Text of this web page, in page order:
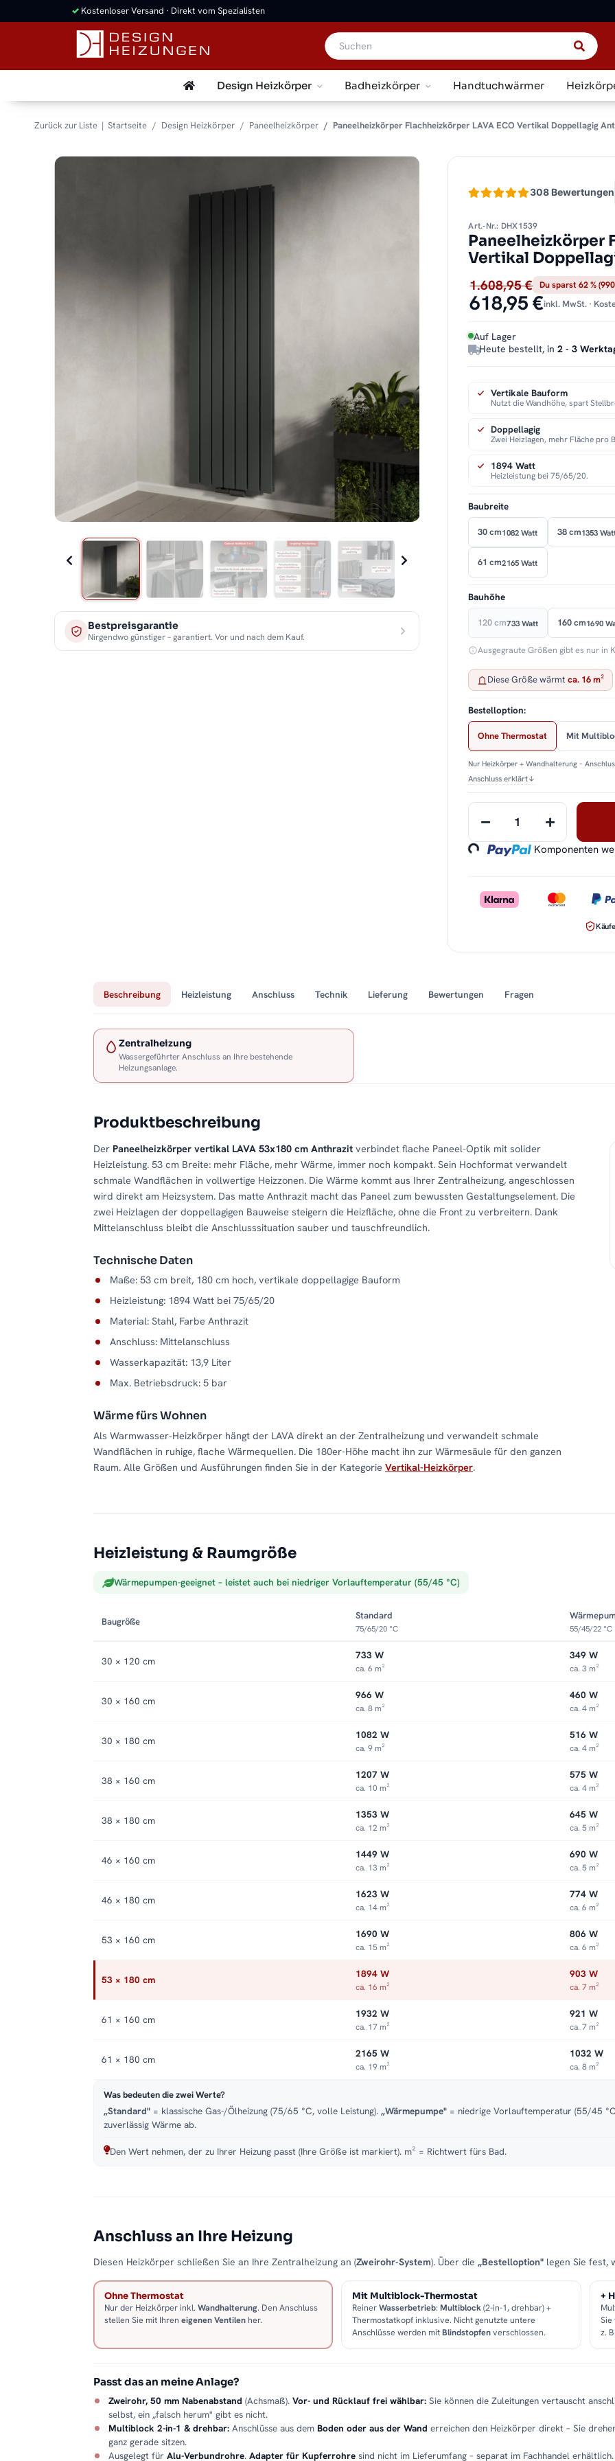
✓ Kostenloser Versand · Direkt vom Spezialisten
Design Heizkörper Badheizkörper Handtuchwärmer
Zurück zur Liste Startseite Design Heizkörper Paneelheizkörper Paneelheizkörper Flachheizkörper LAVA ECO Vertikal Doppellagig
Bestpreisgarantie
Nirgendwo günstiger – garantiert. Vor und nach dem Kauf.
308 Bewertungen
Art.-Nr.: DHX1539
Paneelheizkörper
Vertikal
1.608,95 € Du sparst 62 %
618,95 €inkl. MwSt. ·
Auf Lager
Heute bestellt, in2 - 3
Vertikale Bauform
Nutzt die Wandhöhe, spart
Doppellagig
Zwei Heizlagen, mehr Fläche pro
1894 Watt
Heizleistung bei 75/65/20.
Baubreite
30 cm1082 Watt 38 cm1353
61 cm2165 Watt
Bauhöhe
120 cm733 Watt 160 cm1690
Ausgegraute Größen gibt es nur in
Diese Größe wärmtca. 16 m²
Bestelloption:
Ohne Thermostat Mit
Nur Heizkörper + Wandhalterung –
Anschluss erklärt↓
Loading... Komponenten
Beschreibung Heizleistung Anschluss Technik Lieferung Bewertungen Fragen
Zentralheizung
Wassergeführter Anschluss an Ihre bestehende
Heizungsanlage.
Produktbeschreibung
Der Paneelheizkörper vertikal LAVA 53x180 cm Anthrazit verbindet flache Paneel-Optik mit solider
Heizleistung. 53 cm Breite: mehr Fläche, mehr Wärme, immer noch kompakt. Sein Hochformat verwandelt
schmale Wandflächen in vollwertige Heizzonen. Die Wärme kommt aus Ihrer Zentralheizung, angeschlossen
wird direkt am Heizsystem. Das matte Anthrazit macht das Paneel zum bewussten Gestaltungselement. Die
zwei Heizlagen der doppellagigen Bauweise steigern die Heizfläche, ohne die Front zu verbreitern. Dank
Mittelanschluss bleibt die Anschlusssituation sauber und tauschfreundlich.
Technische Daten
Maße: 53 cm breit, 180 cm hoch, vertikale doppellagige Bauform
Heizleistung: 1894 Watt bei 75/65/20
Material: Stahl, Farbe Anthrazit
Anschluss: Mittelanschluss
Wasserkapazität: 13,9 Liter
Max. Betriebsdruck: 5 bar
Wärme fürs Wohnen
Als Warmwasser-Heizkörper hängt der LAVA direkt an der Zentralheizung und verwandelt schmale
Wandflächen in ruhige, flache Wärmequellen. Die 180er-Höhe macht ihn zur Wärmesäule für den ganzen
Raum. Alle Größen und Ausführungen finden Sie in der Kategorie Vertikal-Heizkörper.
Heizleistung & Raumgröße
Wärmepumpen-geeignet – leistet auch bei niedriger Vorlauftemperatur (55/45 °C)
Baugröße
Standard
75/65/20 °C 55/45/22 °C
30 × 120 cm 733 W
ca. 6 m²
349 W
ca. 3 m²
30 × 160 cm 966 W
ca. 8 m²
460 W
ca. 4 m²
30 × 180 cm 1082 W
ca. 9 m²
516 W
ca. 4 m²
38 × 160 cm 1207 W
ca. 10 m²
575 W
ca. 4 m²
38 × 180 cm 1353 W
ca. 12 m²
645 W
ca. 5 m²
46 × 160 cm 1449 W
ca. 13 m²
690 W
ca. 5 m²
46 × 180 cm 1623 W
ca. 14 m²
774 W
ca. 6 m²
53 × 160 cm 1690 W
ca. 15 m²
806 W
ca. 6 m²
53 × 180 cm 1894 W
ca. 16 m²
903 W
ca. 7 m²
61 × 160 cm 1932 W
ca. 17 m²
921 W
ca. 7 m²
61 × 180 cm 2165 W
ca. 19 m²
1032 W
ca. 8 m²
Was bedeuten die zwei Werte?
„Standard" = klassische Gas-/Ölheizung (75/65 °C, volle Leistung). „Wärmepumpe" = niedrige Vorlauftemperatur (55/45
zuverlässig Wärme ab.
Den Wert nehmen, der zu Ihrer Heizung passt (Ihre Größe ist markiert). m² = Richtwert fürs Bad.
Anschluss an Ihre Heizung
Diesen Heizkörper schließen Sie an Ihre Zentralheizung an (Zweirohr-System). Über die „Bestelloption" legen Sie fest,
Ohne Thermostat
Nur der Heizkörper inkl. Wandhalterung. Den Anschluss
stellen Sie mit Ihren eigenen Ventilen her.
Mit Multiblock-Thermostat
ReinerWasserbetrieb:Multiblock(2-in-1, drehbar) +
Thermostatkopf inklusive. Nicht genutzte untere
Anschlüsse werden mitBlindstopfenverschlossen.
+
z.
Passt das an meine Anlage?
Zweirohr, 50 mm Nabenabstand (Achsmaß). Vor- und Rücklauf frei wählbar: Sie können die Zuleitungen vertauscht
selbst, ein „falsch herum" gibt es nicht.
Multiblock 2-in-1 & drehbar: Anschlüsse aus dem Boden oder aus der Wand erreichen den Heizkörper direkt – Sie
ganz gerade sitzen.
Ausgelegt für Alu-Verbundrohre. Adapter für Kupferrohre sind nicht im Lieferumfang – separat im Fachhandel erhältlich.